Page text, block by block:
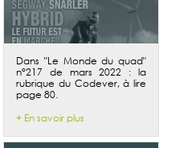
Dans "Le Monde du quad"
n°217 de mars 2022 : la
rubrique du Codever, à lire
page 80.
+ En savoir plus